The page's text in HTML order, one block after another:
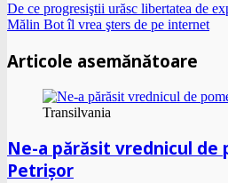
De ce progresiştii urăsc libertatea de
Mălin Bot îl vrea şters de pe internet
Articole asemănătoare
Transilvania
Ne-a părăsit vrednicul de
Petrișor